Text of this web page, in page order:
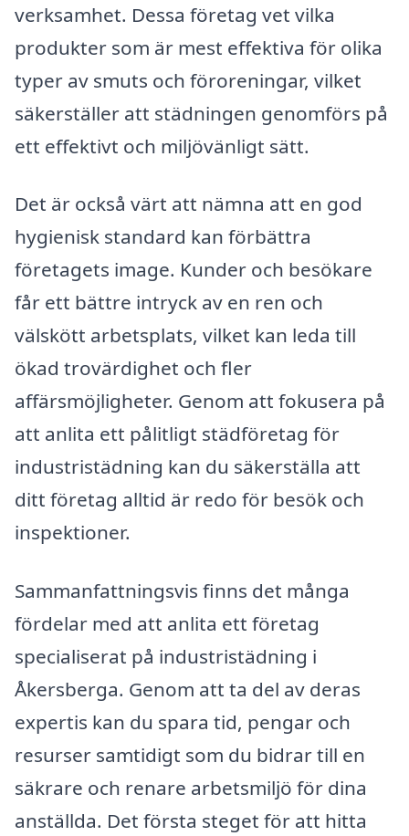
verksamhet. Dessa företag vet vilka
produkter som är mest effektiva för olika
typer av smuts och föroreningar, vilket
säkerställer att städningen genomförs på
ett effektivt och miljövänligt sätt.
Det är också värt att nämna att en god
hygienisk standard kan förbättra
företagets image. Kunder och besökare
får ett bättre intryck av en ren och
välskött arbetsplats, vilket kan leda till
ökad trovärdighet och fler
affärsmöjligheter. Genom att fokusera på
att anlita ett pålitligt städföretag för
industristädning kan du säkerställa att
ditt företag alltid är redo för besök och
inspektioner.
Sammanfattningsvis finns det många
fördelar med att anlita ett företag
specialiserat på industristädning i
Åkersberga. Genom att ta del av deras
expertis kan du spara tid, pengar och
resurser samtidigt som du bidrar till en
säkrare och renare arbetsmiljö för dina
anställda. Det första steget för att hitta